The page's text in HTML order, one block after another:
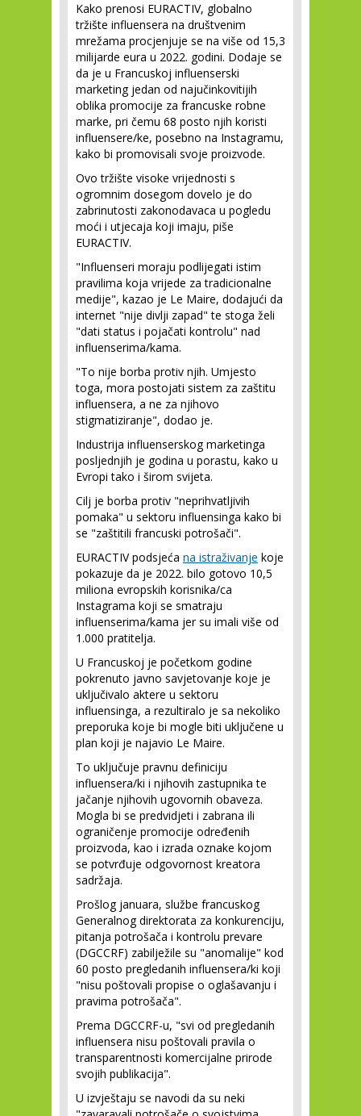
Kako prenosi EURACTIV, globalno
tržište influensera na društvenim
mrežama procjenjuje se na više od 15,3
milijarde eura u 2022. godini. Dodaje se
da je u Francuskoj influenserski
marketing jedan od najučinkovitijih
oblika promocije za francuske robne
marke, pri čemu 68 posto njih koristi
influensere/ke, posebno na Instagramu,
kako bi promovisali svoje proizvode.
Ovo tržište visoke vrijednosti s
ogromnim dosegom dovelo je do
zabrinutosti zakonodavaca u pogledu
moći i utjecaja koji imaju, piše
EURACTIV.
"Influenseri moraju podlijegati istim
pravilima koja vrijede za tradicionalne
medije", kazao je Le Maire, dodajući da
internet "nije divlji zapad" te stoga želi
"dati status i pojačati kontrolu" nad
influenserima/kama.
"To nije borba protiv njih. Umjesto
toga, mora postojati sistem za zaštitu
influensera, a ne za njihovo
stigmatiziranje", dodao je.
Industrija influenserskog marketinga
posljednjih je godina u porastu, kako u
Evropi tako i širom svijeta.
Cilj je borba protiv "neprihvatljivih
pomaka" u sektoru influensinga kako bi
se "zaštitili francuski potrošači".
EURACTIV podsjeća na istraživanje koje
pokazuje da je 2022. bilo gotovo 10,5
miliona evropskih korisnika/ca
Instagrama koji se smatraju
influenserima/kama jer su imali više od
1.000 pratitelja.
U Francuskoj je početkom godine
pokrenuto javno savjetovanje koje je
uključivalo aktere u sektoru
influensinga, a rezultiralo je sa nekoliko
preporuka koje bi mogle biti uključene u
plan koji je najavio Le Maire.
To uključuje pravnu definiciju
influensera/ki i njihovih zastupnika te
jačanje njihovih ugovornih obaveza.
Mogla bi se predvidjeti i zabrana ili
ograničenje promocije određenih
proizvoda, kao i izrada oznake kojom
se potvrđuje odgovornost kreatora
sadržaja.
Prošlog januara, službe francuskog
Generalnog direktorata za konkurenciju,
pitanja potrošača i kontrolu prevare
(DGCCRF) zabilježile su "anomalije" kod
60 posto pregledanih influensera/ki koji
"nisu poštovali propise o oglašavanju i
pravima potrošača".
Prema DGCCRF-u, "svi od pregledanih
influensera nisu poštovali pravila o
transparentnosti komercijalne prirode
svojih publikacija".
U izvještaju se navodi da su neki